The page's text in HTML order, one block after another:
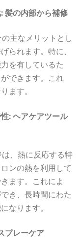
髪の内部から補修
主なメリットとし
られます。特に、
を有しているた
できます。これ
ます。
: ヘアケアツール
、熱に反応する特
ンの熱を利用して
ます。これによ
き、長時間にわた
なります。
プレーケア